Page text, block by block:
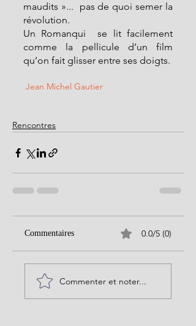
maudits »...  pas de quoi semer la
révolution.
Un Romanqui  se lit facilement
comme la pellicule d’un film
qu’on fait glisser entre ses doigts.
Jean Michel Gautier
Rencontres
Commentaires 0.0/5 (0)
Commenter et noter...